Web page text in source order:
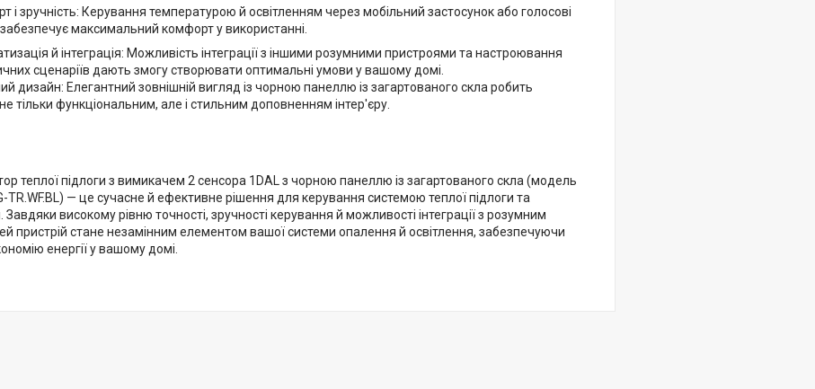
і зручність: Керування температурою й освітленням через мобільний застосунок або голосові
максимальний комфорт у використанні.
й інтеграція: Можливість інтеграції з іншими розумними пристроями та настроювання
сценаріїв дають змогу створювати оптимальні умови у вашому домі.
дизайн: Елегантний зовнішній вигляд із чорною панеллю із загартованого скла робить
тільки функціональним, але і стильним доповненням інтер'єру.
теплої підлоги з вимикачем 2 сенсора 1DAL з чорною панеллю із загартованого скла (модель
TR.WF.BL) — це сучасне й ефективне рішення для керування системою теплої підлоги та
Завдяки високому рівню точності, зручності керування й можливості інтеграції з розумним
пристрій стане незамінним елементом вашої системи опалення й освітлення, забезпечуючи
енергії у вашому домі.